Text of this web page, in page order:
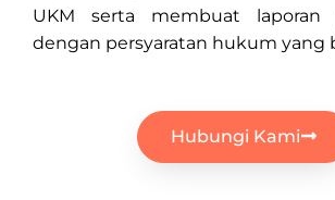
UKM serta membuat laporan
dengan persyaratan hukum yang
Hubungi Kami